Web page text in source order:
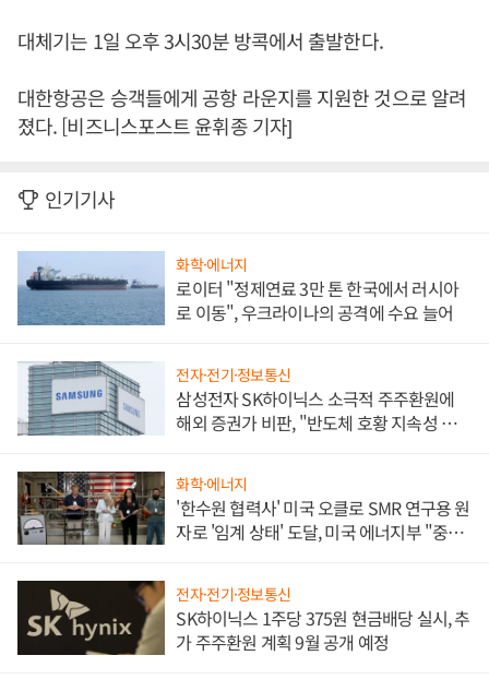
대체기는 1일 오후 3시30분 방콕에서 출발한다.
대한항공은 승객들에게 공항 라운지를 지원한 것으로 알려
졌다. [비즈니스포스트 윤휘종 기자]
인기기사
화학·에너지
로이터 "정제연료 3만 톤 한국에서 러시아
로 이동", 우크라이나의 공격에 수요 늘어
전자·전기·정보통신
삼성전자 SK하이닉스 소극적 주주환원에
해외 증권가 비판, "반도체 호황 지속성 의
화학·에너지
'한수원 협력사' 미국 오클로 SMR 연구용 원
자로 '임계 상태' 도달, 미국 에너지부 "중요
전자·전기·정보통신
SK하이닉스 1주당 375원 현금배당 실시, 추
가 주주환원 계획 9월 공개 예정